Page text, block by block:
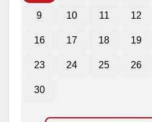
9 10 11 12
16 17 18 19
23 24 25 26
30